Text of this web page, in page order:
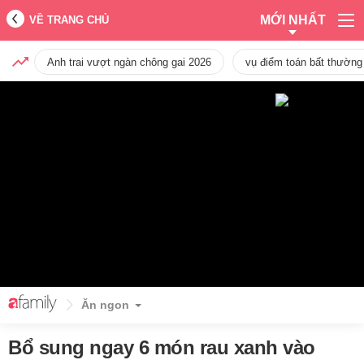
VỀ TRANG CHỦ MỚI NHẤT
Anh trai vượt ngàn chông gai 2026 vụ điểm toán bất
Ăn ngon
Bổ sung ngay 6 món rau xanh vào